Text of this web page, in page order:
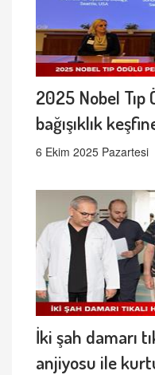
2025 Nobel
bağışıklık
6 Ekim 2025 Pazartesi
İki şah damarı
anjiyosu ile